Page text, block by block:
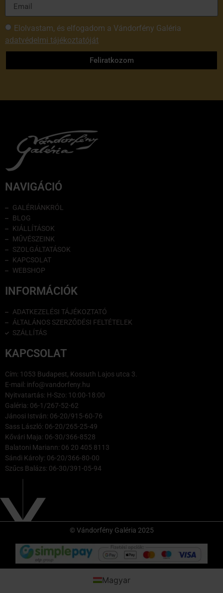
Elolvastam, és elfogadom a Vándorfény Galéria
adatvédelmi tájékoztatóját
Feliratkozom
NAVIGÁCIÓ
GALÉRIÁNKRÓL
BLOG
KIÁLLÍTÁSOK
MŰVÉSZEINK
SZOLGÁLTATÁSOK
KAPCSOLAT
WEBSHOP
INFORMÁCIÓK
ADATKEZELÉSI TÁJÉKOZTATÓ
ÁLTALÁNOS SZERZŐDÉSI FELTÉTELEK
SZÁLLÍTÁS
KAPCSOLAT
Cím: 1053 Budapest, Kossuth Lajos utca 3.
E-mail: info@vandorfeny.hu
Nyitvatartás: H-Szo: 10:00-18:00
Galéria: 06-1/267-52-62
Jánosi István: 06-20/915-60-76
Sass László: 06-20/265-25-49
Kővári Maja: 06-30/366-8528
Balatoni Mariann: 06 20 405 8113
Sándi Károly: 06-20/366-80-00
Szűcs Balázs: 06-30/391-05-94
© Vándorfény Galéria 2025
Magyar